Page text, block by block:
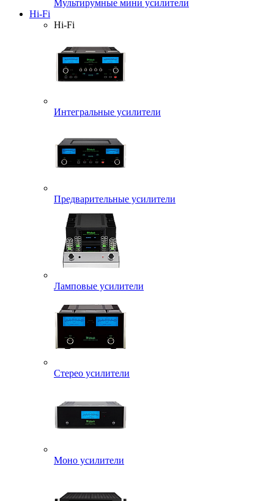
Мультирумные мини усилители
Hi-Fi
Hi-Fi
Интегральные усилители
Предварительные усилители
Ламповые усилители
Стерео усилители
Моно усилители